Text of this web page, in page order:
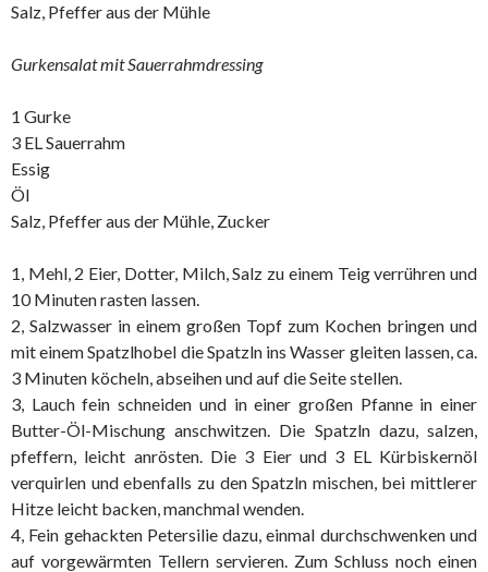
Salz, Pfeffer aus der Mühle
Gurkensalat mit Sauerrahmdressing
1 Gurke
3 EL Sauerrahm
Essig
Öl
Salz, Pfeffer aus der Mühle, Zucker
1, Mehl, 2 Eier, Dotter, Milch, Salz zu einem Teig verrühren und
10 Minuten rasten lassen.
2, Salzwasser in einem großen Topf zum Kochen bringen und
mit einem Spatzlhobel die Spatzln ins Wasser gleiten lassen, ca.
3 Minuten köcheln, abseihen und auf die Seite stellen.
3, Lauch fein schneiden und in einer großen Pfanne in einer
Butter-Öl-Mischung anschwitzen. Die Spatzln dazu, salzen,
pfeffern, leicht anrösten. Die 3 Eier und 3 EL Kürbiskernöl
verquirlen und ebenfalls zu den Spatzln mischen, bei mittlerer
Hitze leicht backen, manchmal wenden.
4, Fein gehackten Petersilie dazu, einmal durchschwenken und
auf vorgewärmten Tellern servieren. Zum Schluss noch einen